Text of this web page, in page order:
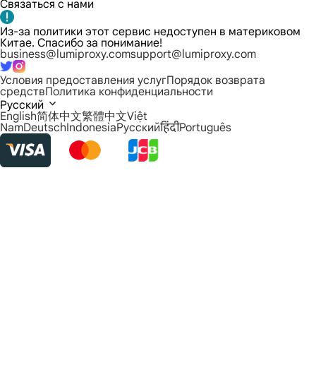
Связаться с нами
Из-за политики этот сервис недоступен в материковом
Китае. Спасибо за понимание!
business@lumiproxy.comsupport@lumiproxy.com
Условия предоставления услугПорядок возврата
средствПолитика конфиденциальности
Русский
English简体中文繁體中文Việt
NamDeutschIndonesiaРусскийहिंदीPortuguês